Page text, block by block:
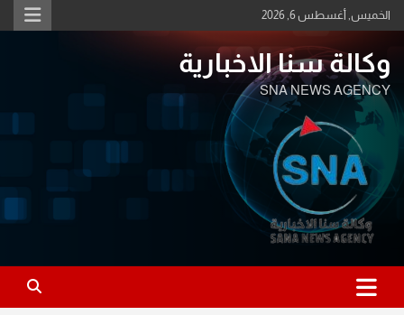
Skip
to
الخميس, أغسطس 6, 2026
وكالة سنا الاخبارية
SNA NEWS AGENCY